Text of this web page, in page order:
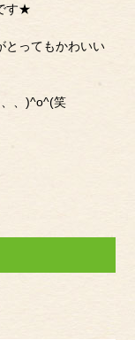
す★
とってもかわいい
、)^o^(笑